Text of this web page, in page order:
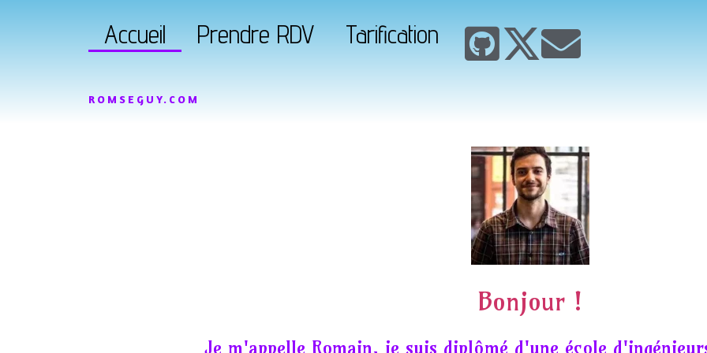
Accueil Prendre RDV Tarification
ROMSEGUY.COM
Bonjour !
Je m'appelle Romain, je suis diplômé d'une école